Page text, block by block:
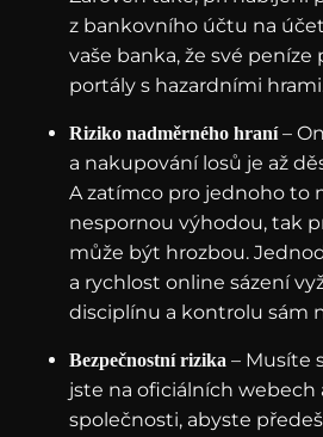
z bankovního účtu na
vaše banka, že své peníze
portály s hazardními
Riziko nadměrného hraní–
a nakupování losů je až
A zatímco pro jednoho to
nespornou výhodou, tak
může být hrozbou.
a rychlost online sázení
disciplínu a kontrolu sám
Bezpečnostní rizika – Musíte
jste na oficiálních webech
společnosti, abyste